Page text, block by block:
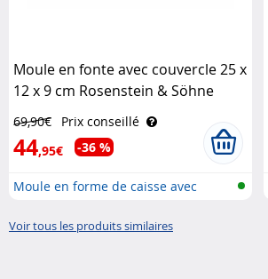
Moule en fonte avec couvercle 25 x
12 x 9 cm Rosenstein & Söhne
69,90€ Prix conseillé
44,95€ -36 %
Moule en forme de caisse avec
Voir tous les produits similaires